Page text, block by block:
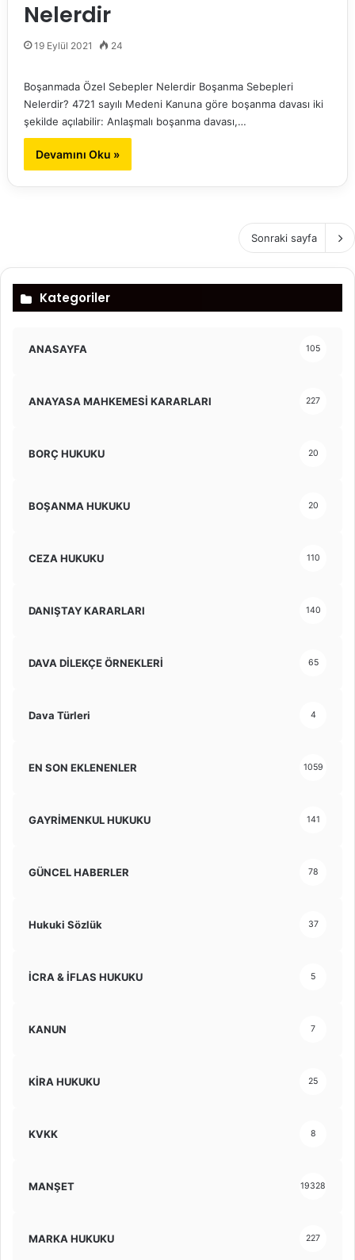
Nelerdir
19 Eylül 2021 24
Boşanmada Özel Sebepler Nelerdir Boşanma Sebepleri
Nelerdir? 4721 sayılı Medeni Kanuna göre boşanma davası iki
şekilde açılabilir: Anlaşmalı boşanma davası,…
Devamını Oku »
Sonraki sayfa
Kategoriler
ANASAYFA 105
ANAYASA MAHKEMESİ KARARLARI 227
BORÇ HUKUKU 20
BOŞANMA HUKUKU 20
CEZA HUKUKU 110
DANIŞTAY KARARLARI 140
DAVA DİLEKÇE ÖRNEKLERİ 65
Dava Türleri 4
EN SON EKLENENLER 1059
GAYRİMENKUL HUKUKU 141
GÜNCEL HABERLER 78
Hukuki Sözlük 37
İCRA & İFLAS HUKUKU 5
KANUN 7
KİRA HUKUKU 25
KVKK 8
MANŞET 19328
MARKA HUKUKU 227